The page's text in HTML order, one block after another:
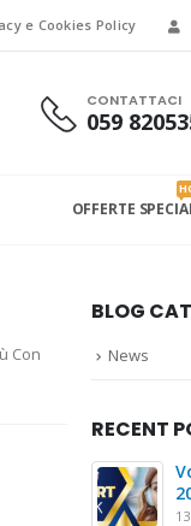
e Cookies Policy
CONTATTACI
059
OFFERTE
Con
BLOG
News
RECENT